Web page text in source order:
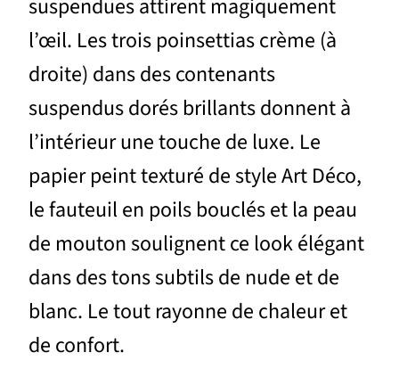
suspendues attirent magiquement
l’œil. Les trois poinsettias crème (à
droite) dans des contenants
suspendus dorés brillants donnent à
l’intérieur une touche de luxe. Le
papier peint texturé de style Art Déco,
le fauteuil en poils bouclés et la peau
de mouton soulignent ce look élégant
dans des tons subtils de nude et de
blanc. Le tout rayonne de chaleur et
de confort.